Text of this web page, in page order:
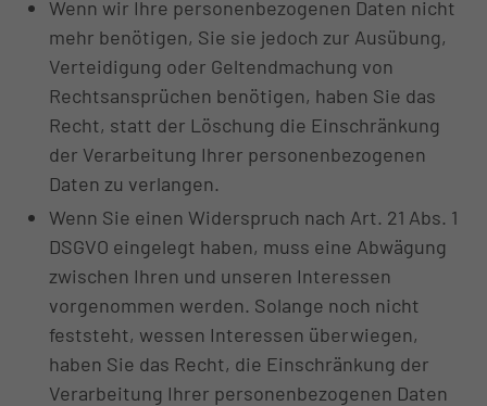
Wenn wir Ihre personenbezogenen Daten nicht
mehr benötigen, Sie sie jedoch zur Ausübung,
Verteidigung oder Geltendmachung von
Rechtsansprüchen benötigen, haben Sie das
Recht, statt der Löschung die Einschränkung
der Verarbeitung Ihrer personenbezogenen
Daten zu verlangen.
Wenn Sie einen Widerspruch nach Art. 21 Abs. 1
DSGVO eingelegt haben, muss eine Abwägung
zwischen Ihren und unseren Interessen
vorgenommen werden. Solange noch nicht
feststeht, wessen Interessen überwiegen,
haben Sie das Recht, die Einschränkung der
Verarbeitung Ihrer personenbezogenen Daten